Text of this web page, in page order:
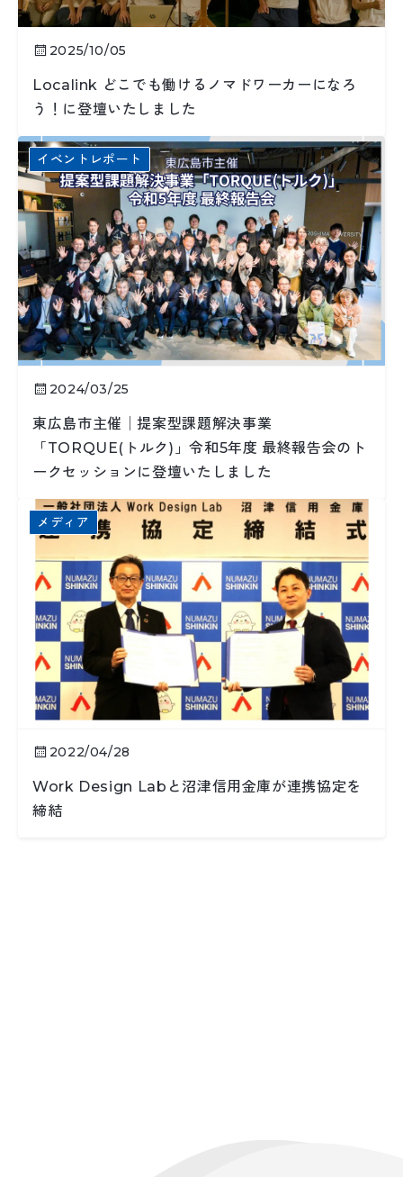
2025/10/05
Localink どこでも働けるノマドワーカーになろ
う！に登壇いたしました
イベントレポート
2024/03/25
東広島市主催│提案型課題解決事業
「TORQUE(トルク)」令和5年度 最終報告会のト
ークセッションに登壇いたしました
メディア
2022/04/28
Work Design Labと沼津信用金庫が連携協定を
締結